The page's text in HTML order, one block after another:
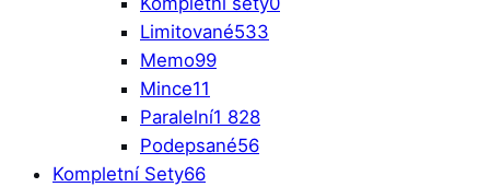
Limitované533
Memo99
Mince11
Paralelní1 828
Podepsané56
Kompletní Sety66